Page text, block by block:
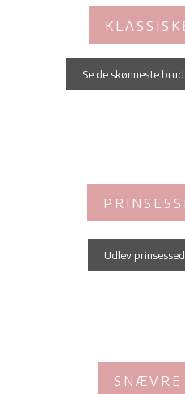
Se de skønneste
Udlev
SNÆVRE